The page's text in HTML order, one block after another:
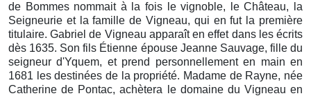
de Bommes nommait à la fois le vignoble, le Château, la
Seigneurie et la famille de Vigneau, qui en fut la première
titulaire. Gabriel de Vigneau apparaît en effet dans les écrits
dès 1635. Son fils Étienne épouse Jeanne Sauvage, fille du
seigneur d'Yquem, et prend personnellement en main en
1681 les destinées de la propriété. Madame de Rayne, née
Catherine de Pontac, achètera le domaine du Vigneau en